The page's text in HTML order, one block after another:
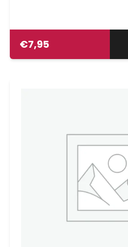
€7,95